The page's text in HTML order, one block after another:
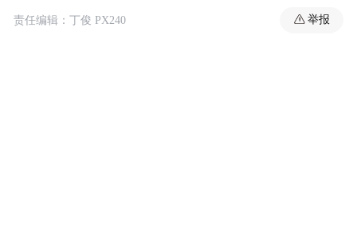
责任编辑：丁俊 PX240 举报